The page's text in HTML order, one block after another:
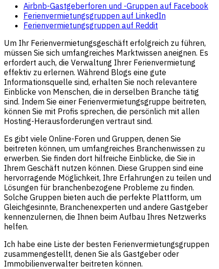
Airbnb-Gastgeberforen und -Gruppen auf Facebook
Ferienvermietungsgruppen auf LinkedIn
Ferienvermietungsgruppen auf Reddit
Um Ihr Ferienvermietungsgeschäft erfolgreich zu führen,
müssen Sie sich umfangreiches Marktwissen aneignen. Es
erfordert auch, die Verwaltung Ihrer Ferienvermietung
effektiv zu erlernen. Während Blogs eine gute
Informationsquelle sind, erhalten Sie noch relevantere
Einblicke von Menschen, die in derselben Branche tätig
sind. Indem Sie einer Ferienvermietungsgruppe beitreten,
können Sie mit Profis sprechen, die persönlich mit allen
Hosting-Herausforderungen vertraut sind.
Es gibt viele Online-Foren und Gruppen, denen Sie
beitreten können, um umfangreiches Branchenwissen zu
erwerben. Sie finden dort hilfreiche Einblicke, die Sie in
Ihrem Geschäft nutzen können. Diese Gruppen sind eine
hervorragende Möglichkeit, Ihre Erfahrungen zu teilen und
Lösungen für branchenbezogene Probleme zu finden.
Solche Gruppen bieten auch die perfekte Plattform, um
Gleichgesinnte, Branchenexperten und andere Gastgeber
kennenzulernen, die Ihnen beim Aufbau Ihres Netzwerks
helfen.
Ich habe eine Liste der besten Ferienvermietungsgruppen
zusammengestellt, denen Sie als Gastgeber oder
Immobilienverwalter beitreten können.